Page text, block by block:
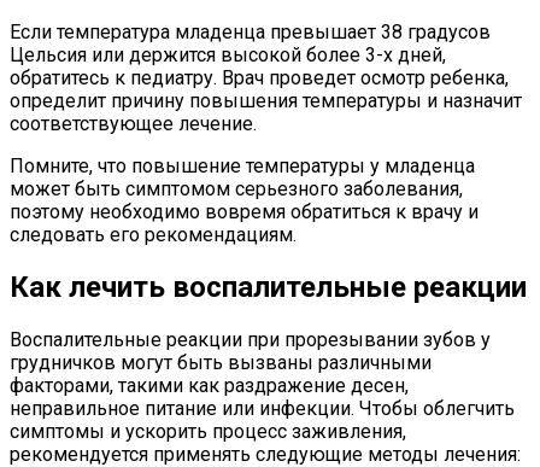
Если температура младенца превышает 38 градусов
Цельсия или держится высокой более 3-х дней,
обратитесь к педиатру. Врач проведет осмотр ребенка,
определит причину повышения температуры и назначит
соответствующее лечение.
Помните, что повышение температуры у младенца
может быть симптомом серьезного заболевания,
поэтому необходимо вовремя обратиться к врачу и
следовать его рекомендациям.
Как лечить воспалительные реакции
Воспалительные реакции при прорезывании зубов у
грудничков могут быть вызваны различными
факторами, такими как раздражение десен,
неправильное питание или инфекции. Чтобы облегчить
симптомы и ускорить процесс заживления,
рекомендуется применять следующие методы лечения: